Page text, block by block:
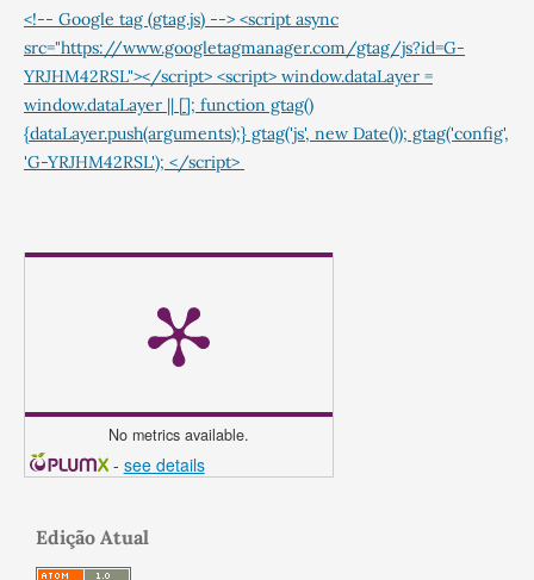
<!-- Google tag (gtag.js) --> <script async
src="https://www.googletagmanager.com/gtag/js?id=G-
YRJHM42RSL"></script> <script> window.dataLayer =
window.dataLayer || []; function gtag()
{dataLayer.push(arguments);} gtag('js', new Date()); gtag('config',
'G-YRJHM42RSL'); </script>
No metrics available.
- see details
Edição Atual